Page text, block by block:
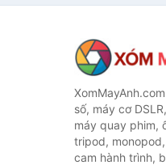
số, máy cơ
máy quay phim,
tripod,
cam hành trình,